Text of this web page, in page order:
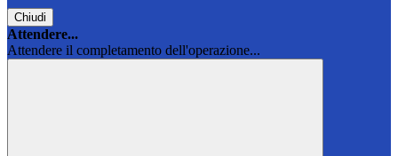
Chiudi
Attendere...
Attendere il completamento dell'operazione...